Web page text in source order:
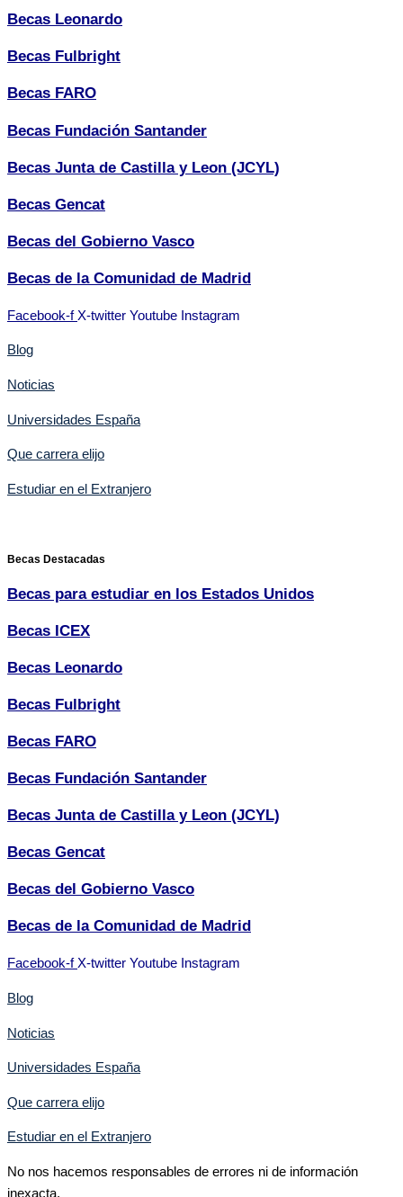
Becas Leonardo
Becas Fulbright
Becas FARO
Becas Fundación Santander
Becas Junta de Castilla y Leon (JCYL)
Becas Gencat
Becas del Gobierno Vasco
Becas de la Comunidad de Madrid
Facebook-f X-twitter Youtube Instagram
Blog
Noticias
Universidades España
Que carrera elijo
Estudiar en el Extranjero
Becas Destacadas
Becas para estudiar en los Estados Unidos
Becas ICEX
Becas Leonardo
Becas Fulbright
Becas FARO
Becas Fundación Santander
Becas Junta de Castilla y Leon (JCYL)
Becas Gencat
Becas del Gobierno Vasco
Becas de la Comunidad de Madrid
Facebook-f X-twitter Youtube Instagram
Blog
Noticias
Universidades España
Que carrera elijo
Estudiar en el Extranjero
No nos hacemos responsables de errores ni de información
inexacta.